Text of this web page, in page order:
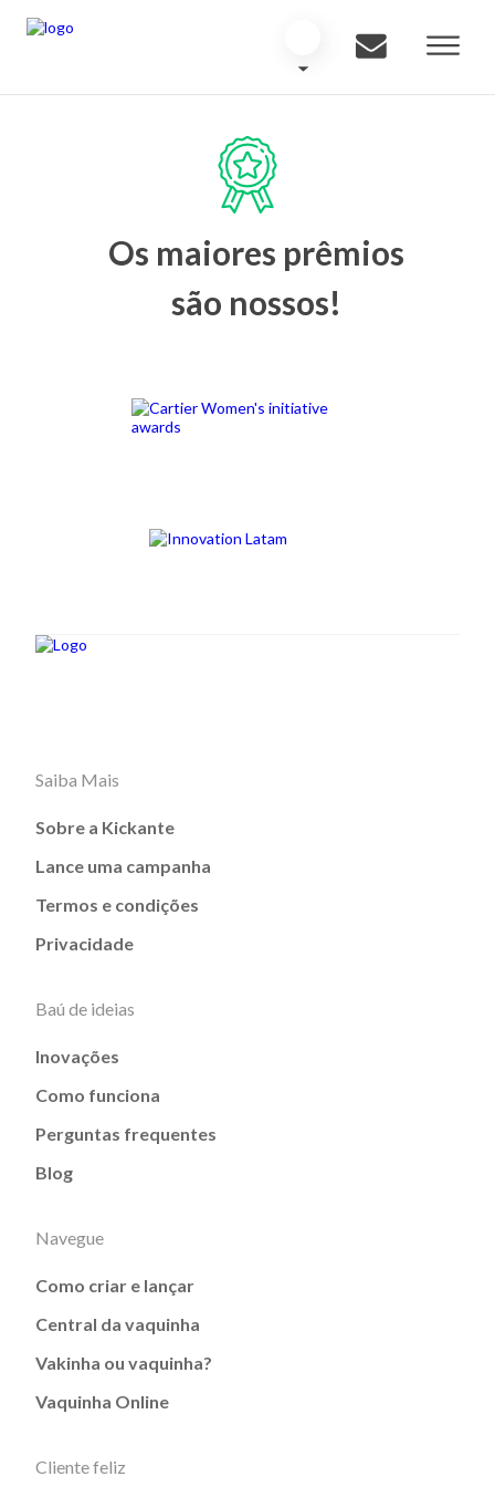
Os maiores prêmios
são nossos!
Saiba Mais
Sobre a Kickante
Lance uma campanha
Termos e condições
Privacidade
Baú de ideias
Inovações
Como funciona
Perguntas frequentes
Blog
Navegue
Como criar e lançar
Central da vaquinha
Vakinha ou vaquinha?
Vaquinha Online
Cliente feliz